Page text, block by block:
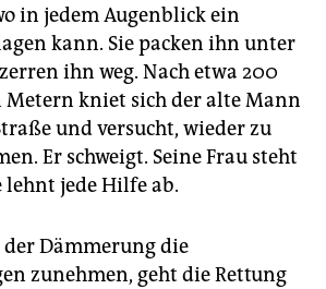
in jedem Augenblick ein
kann. Sie packen ihn unter
ihn weg. Nach etwa 200
kniet sich der alte Mann
und versucht, ­wieder zu
Er schweigt. Seine Frau steht
lehnt jede Hilfe ab.
Dämmerung die
zunehmen, geht die Rettung